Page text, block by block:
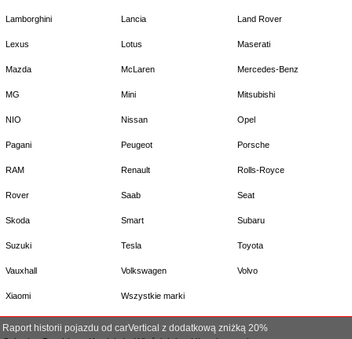
Lamborghini Lancia Land Rover
Lexus Lotus Maserati
Mazda McLaren Mercedes-Benz
MG Mini Mitsubishi
NIO Nissan Opel
Pagani Peugeot Porsche
RAM Renault Rolls-Royce
Rover Saab Seat
Skoda Smart Subaru
Suzuki Tesla Toyota
Vauxhall Volkswagen Volvo
Xiaomi Wszystkie marki
Raport historii pojazdu od carVertical z dodatkową zniżką 20%